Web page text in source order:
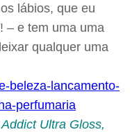
lábios, que eu
– e tem uma uma
qualquer uma
Addict Ultra Gloss,